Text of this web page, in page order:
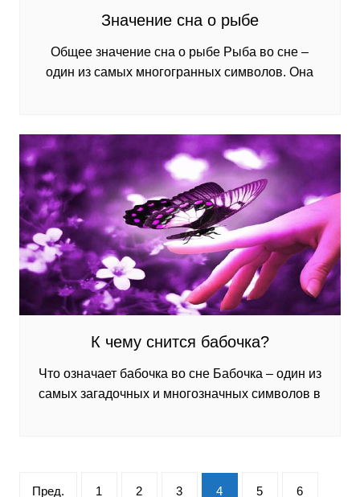
Значение сна о рыбе
Общее значение сна о рыбе Рыба во сне –
один из самых многогранных символов. Она
К чему снится бабочка?
Что означает бабочка во сне Бабочка – один из
самых загадочных и многозначных символов в
Пагинация
Пред. 1 2 3 4 5 6